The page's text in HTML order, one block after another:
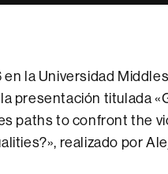
la Universidad
presentación titulada
paths to confront the
realizado por